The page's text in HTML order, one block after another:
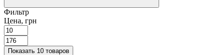
Фильтр
Цена, грн
Показать 10 товаров